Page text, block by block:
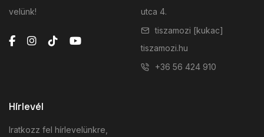
velünk!
utca 4.
tiszamozi [kukac]
tiszamozi.hu
+36 56 424 910
Hírlevél
Iratkozz fel hírlevelünkre,